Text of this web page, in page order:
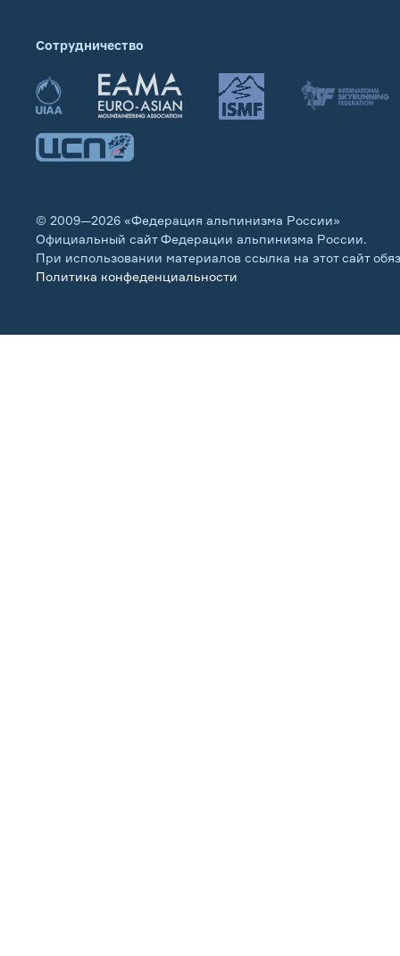
Сотрудничество
© 2009—2026 «Федерация альпинизма России»
Официальный сайт Федерации альпинизма России.
При использовании материалов ссылка на этот сайт
Политика конфеденциальности